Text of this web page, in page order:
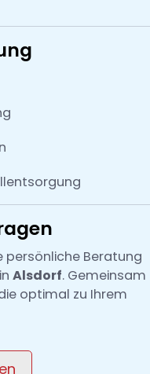
persönliche Beratung
Alsdorf. Gemeinsam
optimal zu Ihrem